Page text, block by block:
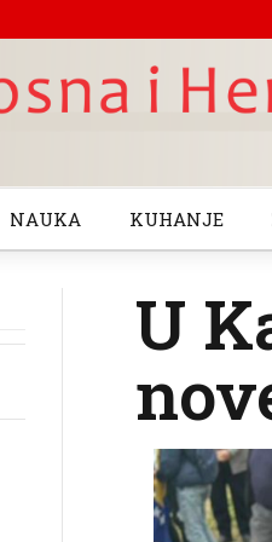
NAUKA KUHANJE
U